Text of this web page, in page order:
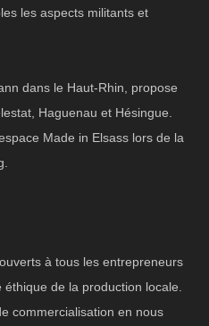
les aspects militants et
dans le Haut-Rhin, propose
Haguenau et Hésingue.
Made in Elsass lors de la
à tous les entrepreneurs
de la production locale.
commercialisation en nous